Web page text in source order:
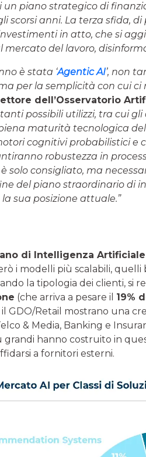
un piano strategico di
scorsi anni. La terza sfida,
in atto, che si
mercato del lavoro,
è stata ‘Agentic AI’, non
per la semplicità con cui
dell’Osservatorio
possibili utilizzi, tra cui
maturità tecnologica
cognitivi probabilistici e
robustezza in
è solo consigliato, ma
del piano straordinario di
sua posizione attuale.”
di Intelligenza
i modelli più scalabili, quelli
la tipologia dei clienti, si
(che arriva a pesare il 19%
GDO/Retail mostrano una
& Media, Banking e
hanno costruito in
a fornitori esterni.